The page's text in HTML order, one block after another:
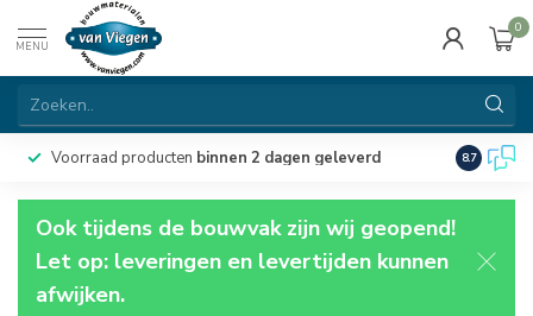
MENU
0
Voorraad producten binnen 2 dagen geleverd 8.7
Ook tijdens de bouwvak zijn wij geopend!
Let op: leveringen en levertijden kunnen
afwijken.